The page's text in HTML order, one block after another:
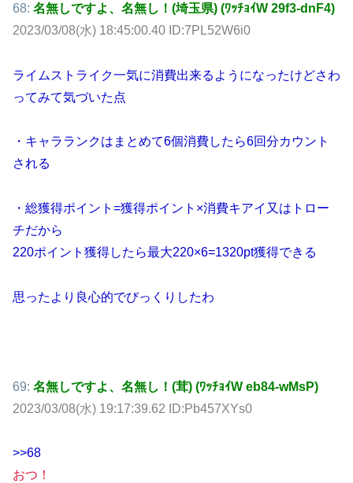
68: 名無しですよ、名無し！(埼玉県) (ﾜｯﾁｮｲW 29f3-dnF4)
2023/03/08(水) 18:45:00.40 ID:7PL52W6i0
ライムストライク一気に消費出来るようになったけどさわ
ってみて気づいた点
・キャラランクはまとめて6個消費したら6回分カウント
される
・総獲得ポイント=獲得ポイント×消費キアイ又はトロー
チだから
220ポイント獲得したら最大220×6=1320pt獲得できる
思ったより良心的でびっくりしたわ
69: 名無しですよ、名無し！(茸) (ﾜｯﾁｮｲW eb84-wMsP)
2023/03/08(水) 19:17:39.62 ID:Pb457XYs0
>>68
おつ！